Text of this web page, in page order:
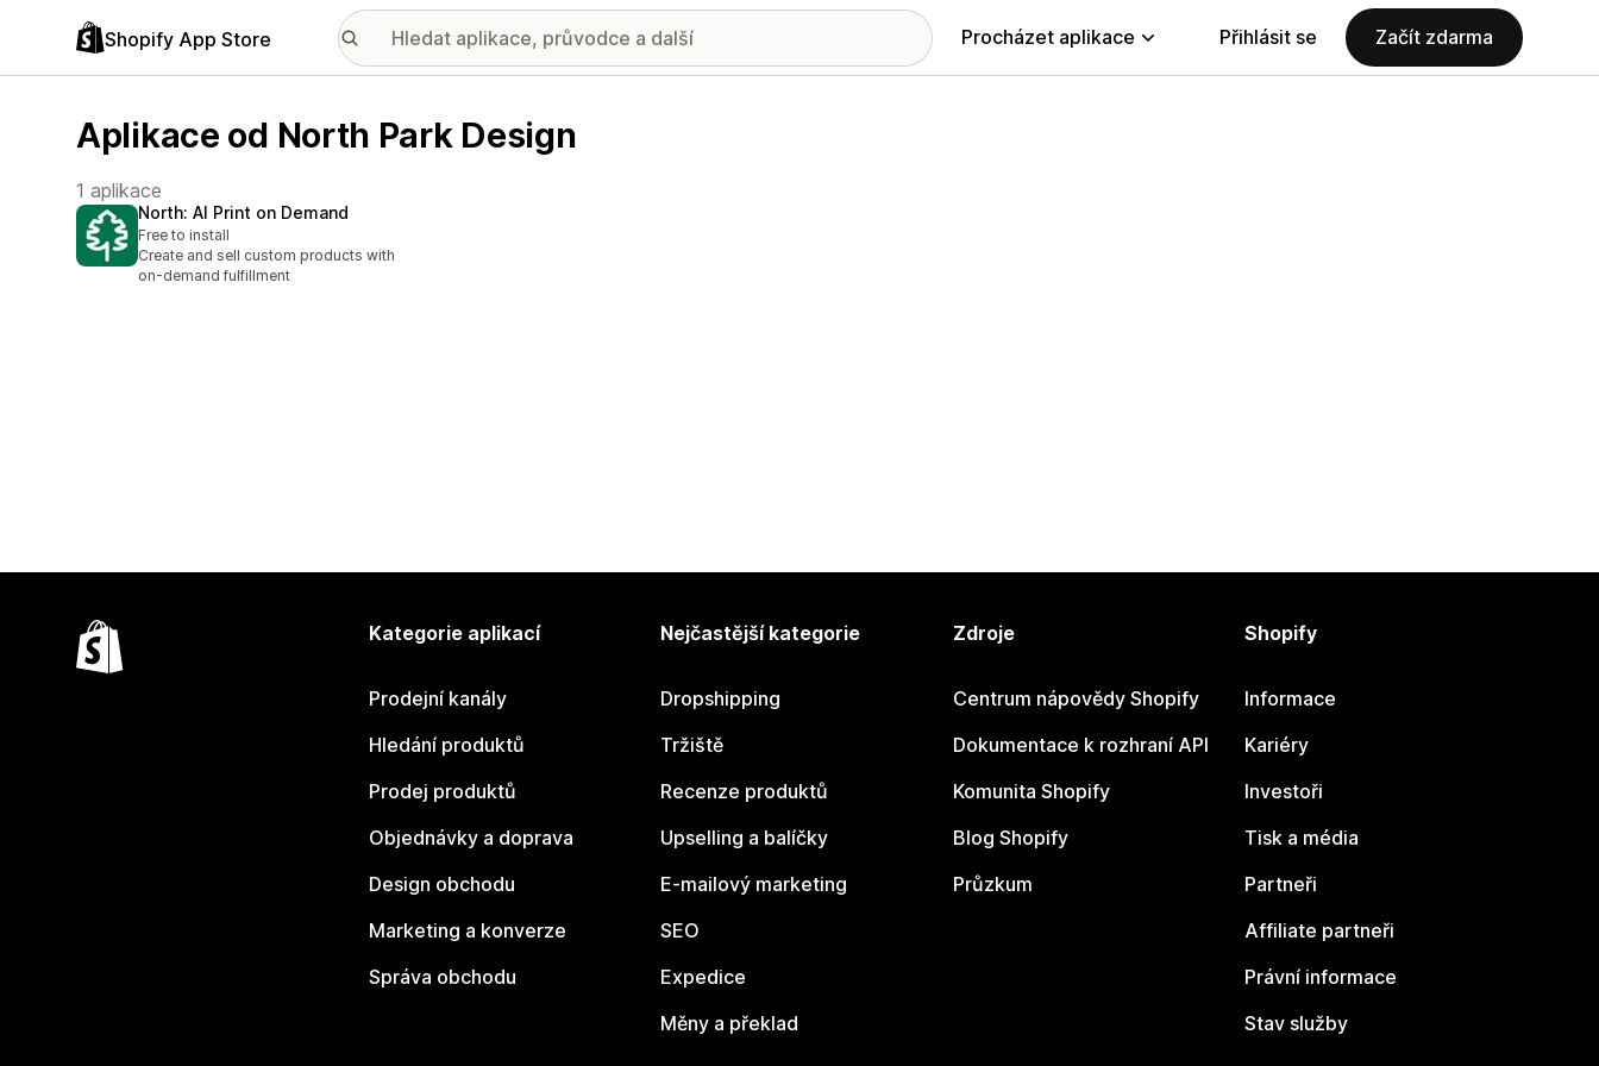
Shopify App Store Procházet aplikace Přihlásit se Začít zdarma
Aplikace od North Park Design
1 aplikace
North: AI Print on Demand
Free to install
Create and sell custom products with
on-demand fulfillment
Kategorie aplikací
Prodejní kanály
Hledání produktů
Prodej produktů
Objednávky a doprava
Design obchodu
Marketing a konverze
Správa obchodu
Nejčastější kategorie
Dropshipping
Tržiště
Recenze produktů
Upselling a balíčky
E-mailový marketing
SEO
Expedice
Měny a překlad
Zdroje
Centrum nápovědy Shopify
Dokumentace k rozhraní API
Komunita Shopify
Blog Shopify
Průzkum
Shopify
Informace
Kariéry
Investoři
Tisk a média
Partneři
Affiliate partneři
Právní informace
Stav služby